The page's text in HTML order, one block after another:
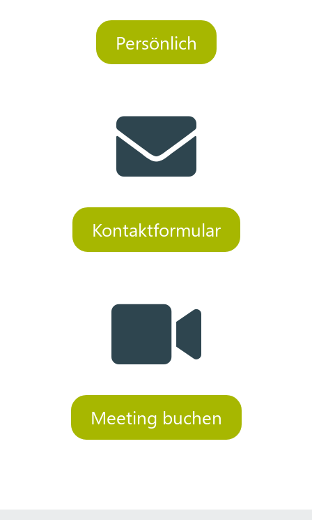
Persönlich

Kontaktformular

Meeting buchen